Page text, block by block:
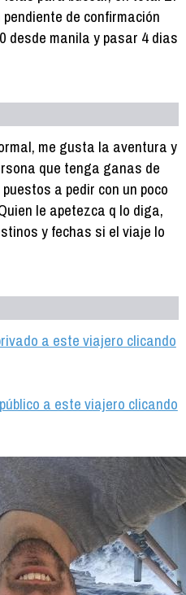
de confirmación
desde manila y pasar 4 dias
me gusta la aventura y
que tenga ganas de
a pedir con un poco
le apetezca q lo diga,
y fechas si el viaje lo
a este viajero clicando
a este viajero clicando